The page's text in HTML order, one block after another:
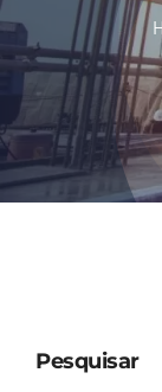
Calçados
Luvas
Altura
Contato
Pesquisar